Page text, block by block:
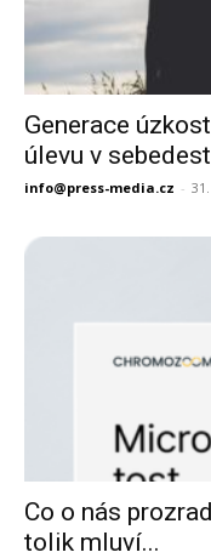
Generace
úlevu v
info@press-media.cz -
Co o nás
tolik mluví...